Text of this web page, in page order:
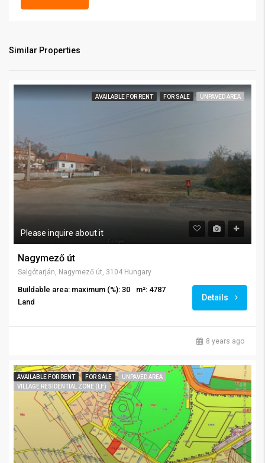
Similar Properties
AVAILABLE FOR RENT FOR SALE UNPAVED AREA
Please inquire about it
Nagymező út
Salgótarján, Nagymező út, 3104 Hungary
Buildable area: maximum (%): 30
m²: 4787
Land
Details
8 years ago
AVAILABLE FOR RENT FOR SALE
UNPAVED AREA
VILLAGE RESIDENTIAL ZONE (LF)